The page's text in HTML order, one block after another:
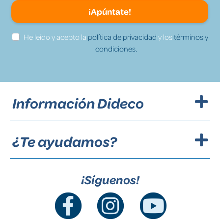
¡Apúntate!
He leído y acepto la política de privacidad y lostérminos y
condiciones.
Información Dideco
¿Te ayudamos?
¡Síguenos!